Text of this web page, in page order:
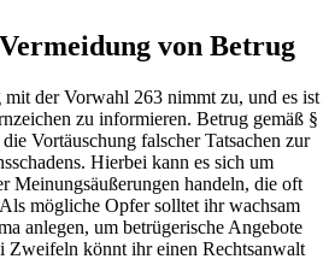
von Betrug
der Vorwahl 263 nimmt zu, und es ist
zu informieren. Betrug gemäß §
Vortäuschung falscher Tatsachen zur
Hierbei kann es sich um
Meinungsäußerungen handeln, die oft
mögliche Opfer solltet ihr wachsam
anlegen, um betrügerische Angebote
Zweifeln könnt ihr einen Rechtsanwalt